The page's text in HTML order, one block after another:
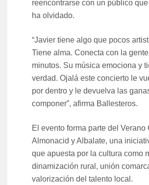
reencontrarse con un público
ha olvidado.
“Javier tiene algo que pocos
Tiene alma. Conecta con la
minutos. Su música emociona y
verdad. Ojalá este concierto le
por dentro y le devuelva las
componer”, afirma Ballesteros.
El evento forma parte del Verano
Almonacid y Albalate, una
que apuesta por la cultura como
dinamización rural, unión
valorización del talento local.